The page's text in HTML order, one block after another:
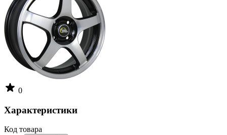
0
Характеристики
Код товара